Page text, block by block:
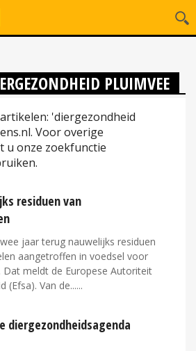
PLUIMVEE
'diergezondheid
Voor overige
u onze zoekfunctie
residuen van
jaar terug nauwelijks residuen
aangetroffen in voedsel voor
meldt de Europese Autoriteit
(Efsa). Van de...
diergezondheidsagenda